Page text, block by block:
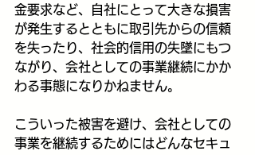
金要求など、自社にとって大きな損害
が発生するとともに取引先からの信頼
を失ったり、社会的信用の失墜にもつ
ながり、会社としての事業継続にかか
わる事態になりかねません。
こういった被害を避け、会社としての
事業を継続するためにはどんなセキュ